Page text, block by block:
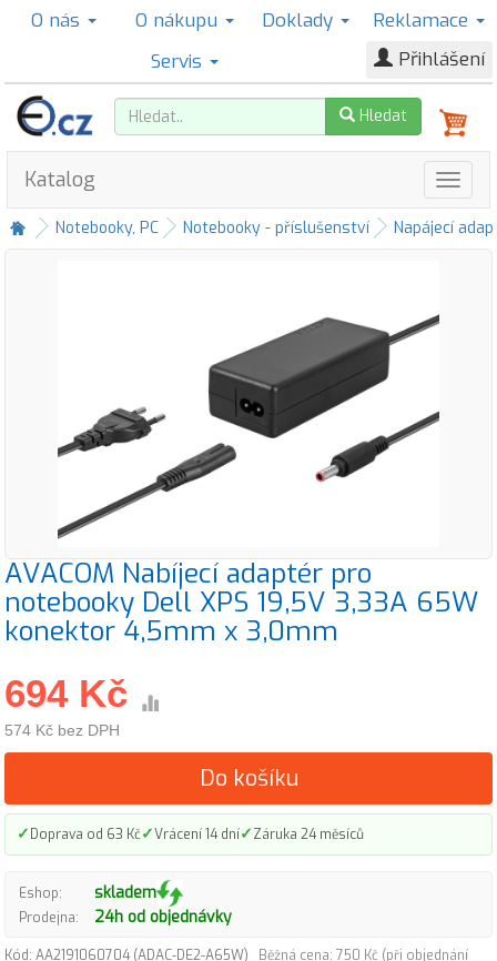
O nás O nákupu Doklady
Reklamace
Servis
Přihlášení
Hledat
Katalog
Notebooky, PC Notebooky - příslušenství Napájecí
AVACOM Nabíjecí adaptér pro
notebooky Dell XPS 19,5V 3,33A 65W
konektor 4,5mm x 3,0mm
694 Kč
574 Kč bez DPH
Do košíku
✓Doprava od 63 Kč✓Vrácení 14 dní✓Záruka 24 měsíců
Eshop: skladem
Prodejna: 24h od objednávky
Kód: AA2191060704 (ADAC-DE2-A65W)
Běžná cena: 750 Kč (při objednání